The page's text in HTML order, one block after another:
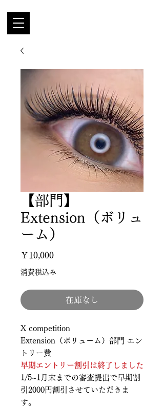
【部門】
Extension（ボリュ
ーム）
￥10,000価
格
消費税込み
在庫なし
X competition
Extension（ボリューム）部門 エン
トリー費
早期エントリー割引は終了しました
1/5~1月末までの審査提出で早期割
引2000円割引させていただきま
す。